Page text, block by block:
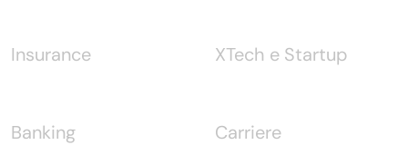
Insurance
Banking
XTech e Startup
Carriere